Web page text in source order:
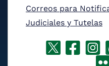
Correos para
Judiciales y Tutelas